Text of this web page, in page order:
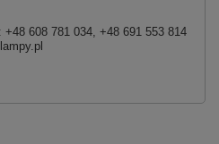
+48 608 781 034, +48 691 553 814